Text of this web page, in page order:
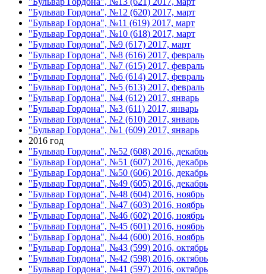
"Бульвар Гордона", №12 (620) 2017, март
"Бульвар Гордона", №11 (619) 2017, март
"Бульвар Гордона", №10 (618) 2017, март
"Бульвар Гордона", №9 (617) 2017, март
"Бульвар Гордона", №8 (616) 2017, февраль
"Бульвар Гордона", №7 (615) 2017, февраль
"Бульвар Гордона", №6 (614) 2017, февраль
"Бульвар Гордона", №5 (613) 2017, февраль
"Бульвар Гордона", №4 (612) 2017, январь
"Бульвар Гордона", №3 (611) 2017, январь
"Бульвар Гордона", №2 (610) 2017, январь
"Бульвар Гордона", №1 (609) 2017, январь
2016 год
"Бульвар Гордона", №52 (608) 2016, декабрь
"Бульвар Гордона", №51 (607) 2016, декабрь
"Бульвар Гордона", №50 (606) 2016, декабрь
"Бульвар Гордона", №49 (605) 2016, декабрь
"Бульвар Гордона", №48 (604) 2016, ноябрь
"Бульвар Гордона", №47 (603) 2016, ноябрь
"Бульвар Гордона", №46 (602) 2016, ноябрь
"Бульвар Гордона", №45 (601) 2016, ноябрь
"Бульвар Гордона", №44 (600) 2016, ноябрь
"Бульвар Гордона", №43 (599) 2016, октябрь
"Бульвар Гордона", №42 (598) 2016, октябрь
"Бульвар Гордона", №41 (597) 2016, октябрь